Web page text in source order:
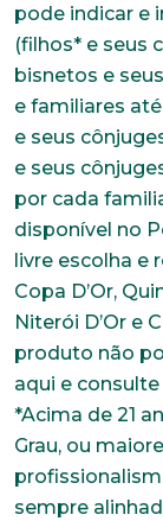
pode indicar e
(filhos* e seus
bisnetos e
e familiares
e seus
e seus
por cada
disponível no
livre escolha e
Copa D’Or,
Niterói D’Or e
produto não
aqui e
*Acima de 21
Grau, ou
sempre